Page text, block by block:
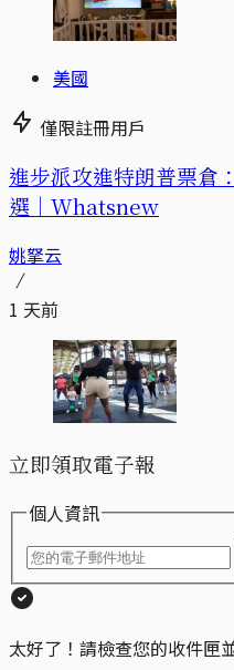
美國
僅限註冊用戶
進步派攻進特朗普票倉
選｜Whatsnew
姚拏云
1 天前
立即領取電子報
個人資訊
太好了！請檢查您的收件匣